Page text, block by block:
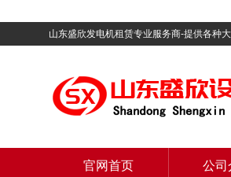
山东盛欣发电机租赁专业服务商-提供各种
官网首页 公司